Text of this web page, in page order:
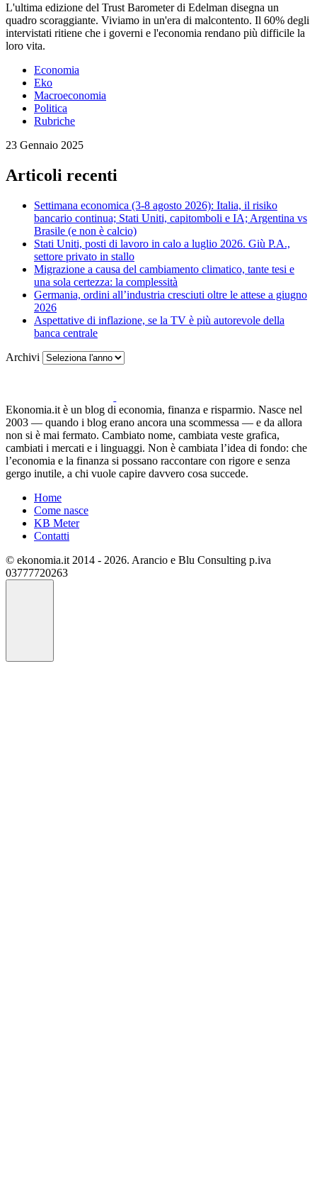
L'ultima edizione del Trust Barometer di Edelman disegna un
quadro scoraggiante. Viviamo in un'era di malcontento. Il 60% degli
intervistati ritiene che i governi e l'economia rendano più difficile la
loro vita.
Economia
Eko
Macroeconomia
Politica
Rubriche
23 Gennaio 2025
Articoli recenti
Settimana economica (3-8 agosto 2026): Italia, il risiko
bancario continua; Stati Uniti, capitomboli e IA; Argentina vs
Brasile (e non è calcio)
Stati Uniti, posti di lavoro in calo a luglio 2026. Giù P.A.,
settore privato in stallo
Migrazione a causa del cambiamento climatico, tante tesi e
una sola certezza: la complessità
Germania, ordini all’industria cresciuti oltre le attese a giugno
2026
Aspettative di inflazione, se la TV è più autorevole della
banca centrale
Archivi
Ekonomia.it è un blog di economia, finanza e risparmio. Nasce nel
2003 — quando i blog erano ancora una scommessa — e da allora
non si è mai fermato. Cambiato nome, cambiata veste grafica,
cambiati i mercati e i linguaggi. Non è cambiata l’idea di fondo: che
l’economia e la finanza si possano raccontare con rigore e senza
gergo inutile, a chi vuole capire davvero cosa succede.
Home
Come nasce
KB Meter
Contatti
© ekonomia.it 2014 - 2026. Arancio e Blu Consulting p.iva
03777720263